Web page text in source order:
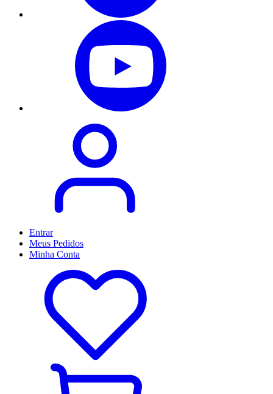
Entrar
Meus Pedidos
Minha Conta